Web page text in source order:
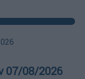
07/08/2026